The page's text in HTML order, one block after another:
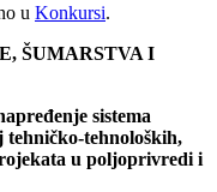
u Konkursi.
ŠUMARSTVA I
sistema
tehnoloških,
u poljoprivredi i